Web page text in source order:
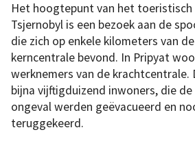
Het hoogtepunt van het toeristisch
Tsjernobyl is een bezoek aan de
die zich op enkele kilometers van
kerncentrale bevond. In Pripyat
werknemers van de krachtcentrale.
bijna vijftigduizend inwoners, die
ongeval werden geëvacueerd en
teruggekeerd.